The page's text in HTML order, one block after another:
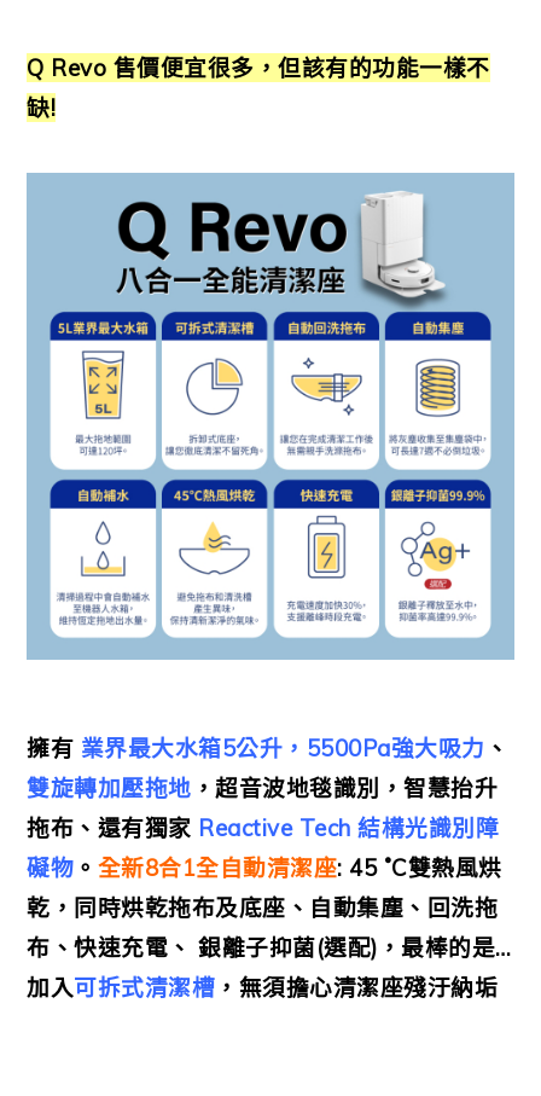
Q Revo 售價便宜很多，但該有的功能一樣不
缺!
擁有 業界最大水箱5公升，5500Pa強大吸力 、
雙旋轉加壓拖地 ，超音波地毯識別，智慧抬升
拖布、還有獨家 Reactive Tech 結構光識別障
礙物 。 全新8合1全自動清潔座: 45 ˚C雙熱風烘
乾，同時烘乾拖布及底座、自動集塵、回洗拖
布、快速充電、 銀離子抑菌(選配)，最棒的是…
加入可拆式清潔槽 ，無須擔心清潔座殘汙納垢